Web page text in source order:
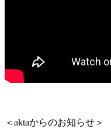
＜aktaからのお知らせ＞